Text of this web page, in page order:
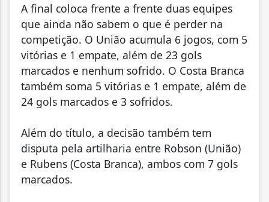
A final coloca frente a frente duas equipes
que ainda não sabem o que é perder na
competição. O União acumula 6 jogos, com 5
vitórias e 1 empate, além de 23 gols
marcados e nenhum sofrido. O Costa Branca
também soma 5 vitórias e 1 empate, além de
24 gols marcados e 3 sofridos.
Além do título, a decisão também tem
disputa pela artilharia entre Robson (União)
e Rubens (Costa Branca), ambos com 7 gols
marcados.